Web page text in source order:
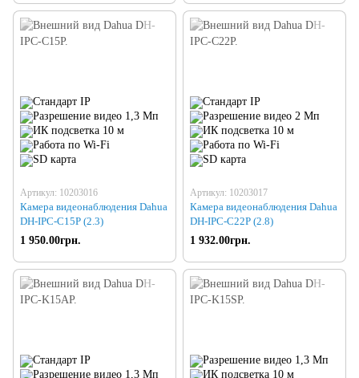
Артикул: 10203016
Камера видеонаблюдения Dahua
DH-IPC-C15P (2.3)
1 950.00грн.
Артикул: 10203017
Камера видеонаблюдения Dahua
DH-IPC-C22P (2.8)
1 932.00грн.